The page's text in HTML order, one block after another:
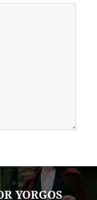
YORGOS